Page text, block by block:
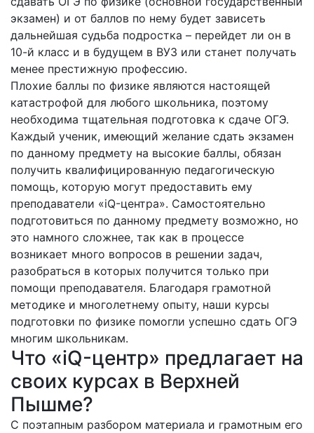
экзамен) и от баллов по нему будет зависеть
дальнейшая судьба подростка – перейдет ли он в
10-й класс и в будущем в ВУЗ или станет получать
менее престижную профессию.
Плохие баллы по физике являются настоящей
катастрофой для любого школьника, поэтому
необходима тщательная подготовка к сдаче ОГЭ.
Каждый ученик, имеющий желание сдать экзамен
по данному предмету на высокие баллы, обязан
получить квалифицированную педагогическую
помощь, которую могут предоставить ему
преподаватели «iQ-центра». Самостоятельно
подготовиться по данному предмету возможно, но
это намного сложнее, так как в процессе
возникает много вопросов в решении задач,
разобраться в которых получится только при
помощи преподавателя. Благодаря грамотной
методике и многолетнему опыту, наши курсы
подготовки по физике помогли успешно сдать ОГЭ
многим школьникам.
Что «iQ-центр» предлагает на
своих курсах в Верхней
Пышме?
С поэтапным разбором материала и грамотным его